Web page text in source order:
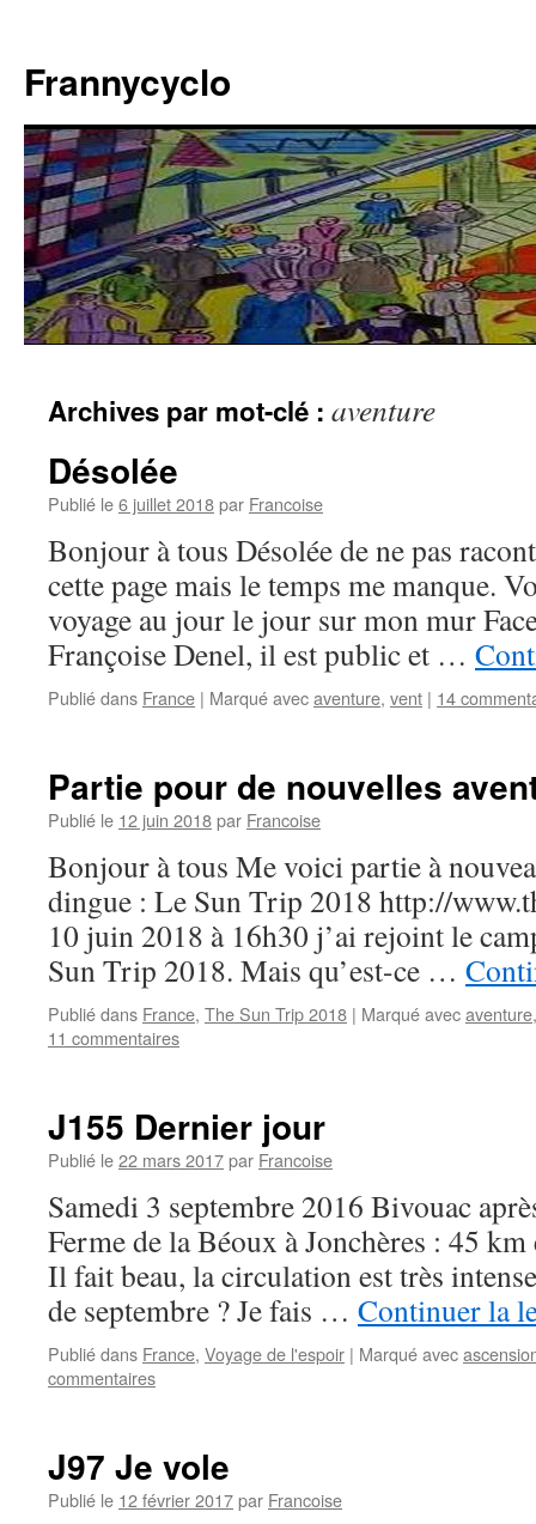
contenu
Frannycyclo
Archives par mot-clé : aventure
Désolée
Publié le6 juillet 2018par Francoise
Bonjour à tous Désolée de ne pas
cette page mais le temps me manque.
voyage au jour le jour sur mon mur
Françoise Denel, il est public et …
Publié dans France | Marqué avecaventure, vent | 14
Partie pour de nouvelles
Publié le 12 juin 2018par Francoise
Bonjour à tous Me voici partie à
dingue : Le Sun Trip 2018 http://
10 juin 2018 à 16h30 j’ai rejoint le
Sun Trip 2018. Mais qu’est-ce …
Publié dans France, The Sun Trip 2018 | Marqué avecaventure
11 commentaires
J155 Dernier jour
Publié le22 mars 2017par Francoise
Samedi 3 septembre 2016 Bivouac
Ferme de la Béoux à Jonchères : 45
Il fait beau, la circulation est très
de septembre ? Je fais … Continuer la
Publié dans France, Voyage de l'espoir | Marqué avec
commentaires
J97 Je vole
Publié le 12 février 2017par Francoise